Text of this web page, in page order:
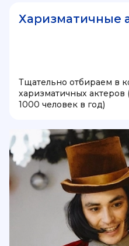
Харизматичные
Тщательно отбираем в
харизматичных
1000 человек в год)